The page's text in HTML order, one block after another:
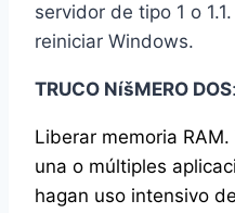
servidor de tipo 1 o
reiniciar Windows.
TRUCO NíšMERO DOS
Liberar memoria
una o múltiples
hagan uso intensivo